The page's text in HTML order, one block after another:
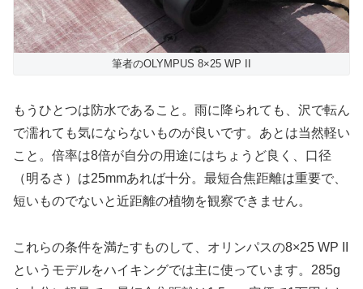
筆者のOLYMPUS 8×25 WP II
もうひとつは防水であること。雨に降られても、沢で転ん
で濡れても気にならないものが良いです。あとは当然軽い
こと。倍率は8倍が自分の用途にはちょうど良く、口径
（明るさ）は25mmあれば十分。最短合焦距離は重要で、
短いものでないと近距離の植物を観察できません。
これらの条件を満たすものして、オリンパスの8×25 WP II
というモデルをハイキングでは主に使っています。285g